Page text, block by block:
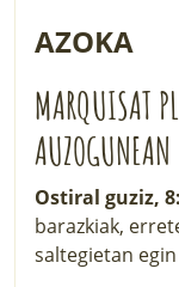
AZOKA
MARQUISAT
AUZOGUNEAN
Ostiral guziz,
barazkiak,
saltegietan